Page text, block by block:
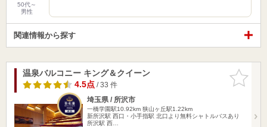
50代～
男性
関連情報から探す
お気に入
りに追加
温泉バルコニー キング＆クイーン
4.5点/ 33 件
埼玉県 / 所沢市
一橋学園駅10.92km 狭山ヶ丘駅1.22km
新所沢駅 西口・小手指駅 北口より無料シャトルバスあり
所沢駅 西…